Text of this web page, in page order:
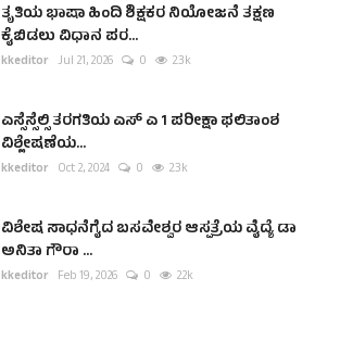
ತೃತಿಯ ಭಾಷಾ ಹಿಂದಿ ಶಿಕ್ಷಕರ ನಿಯೋಜನೆ ತಕ್ಷಣ
ಕೈಬಿಡಲು ವಿಧಾನ ಪರ...
kkeditor Jul 21, 2026 0 2.3k
ಎಸ್ಸೆಸ್ಸೆಲ್ಸಿ ತರಗತಿಯ ಎಸ್ ಎ 1 ಪರೀಕ್ಷಾ ಫಲಿತಾಂಶ
ವಿಶ್ಲೇಷಣೆಯ...
kkeditor Oct 2, 2024 0 2.3k
ವಿಶೇಷ ಸಾಧನೆಗೈದ ಬಸವೇಶ್ವರ ಆಸ್ಪತ್ರೆಯ ವೈದ್ಯೆ ಡಾ
ಅನಿತಾ ಗೌರಾ ...
kkeditor Feb 19, 2026 0 2.2k